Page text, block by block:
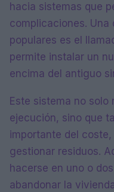
hacia sistemas que
complicaciones. Una
populares es el
permite instalar un
encima del antiguo
Este sistema no
ejecución, sino que
importante del
gestionar residuos.
hacerse en uno o
abandonar la